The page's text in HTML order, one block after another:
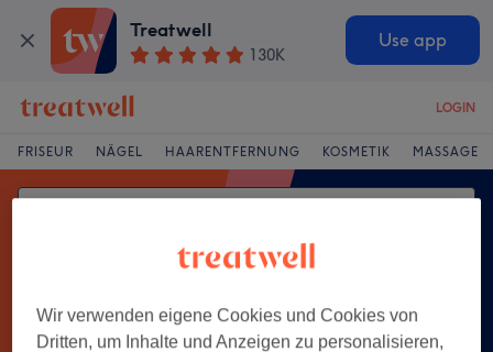
Treatwell
130K
Use app
LOGIN
FRISEUR NÄGEL HAARENTFERNUNG KOSMETIK MASSAGE
Wir verwenden eigene Cookies und Cookies von
Dritten, um Inhalte und Anzeigen zu personalisieren,